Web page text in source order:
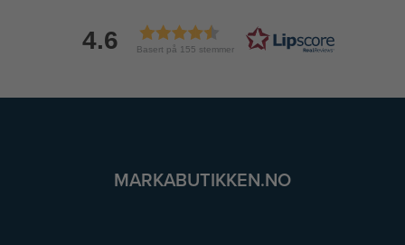
4.6 Basert på 155 stemmer
MARKABUTIKKEN.NO